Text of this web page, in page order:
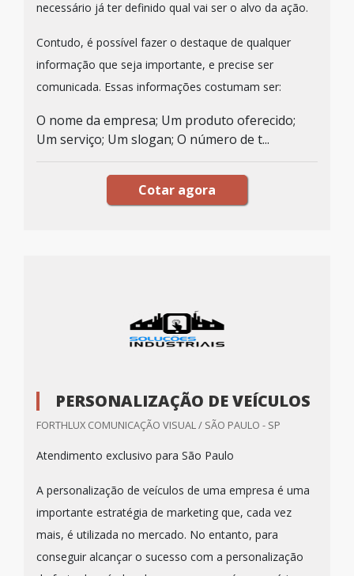
necessário já ter definido qual vai ser o alvo da ação.
Contudo, é possível fazer o destaque de qualquer
informação que seja importante, e precise ser
comunicada. Essas informações costumam ser:
O nome da empresa; Um produto oferecido;
Um serviço; Um slogan; O número de t...
Cotar agora
PERSONALIZAÇÃO DE VEÍCULOS
FORTHLUX COMUNICAÇÃO VISUAL / SÃO PAULO - SP
Atendimento exclusivo para São Paulo
A personalização de veículos de uma empresa é uma
importante estratégia de marketing que, cada vez
mais, é utilizada no mercado. No entanto, para
conseguir alcançar o sucesso com a personalização